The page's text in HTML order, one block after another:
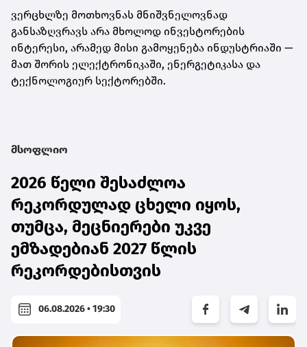
ვერცხლზე მოთხოვნას მნიშვნელოვნად
განსაზღვრავს არა მხოლოდ ინვესტორების
ინტერესი, არამედ მისი გამოყენება ინდუსტრიაში —
მათ შორის ელექტრონიკაში, ენერგეტიკასა და
ტექნოლოგიურ სექტორებში.
მსოფლიო
2026 წელი შესაძლოა
რეკორდულად ცხელი იყოს,
თუმცა, მეცნიერები უკვე
ემზადებიან 2027 წლის
რეკორდებისთვის
06.08.2026 • 19:30